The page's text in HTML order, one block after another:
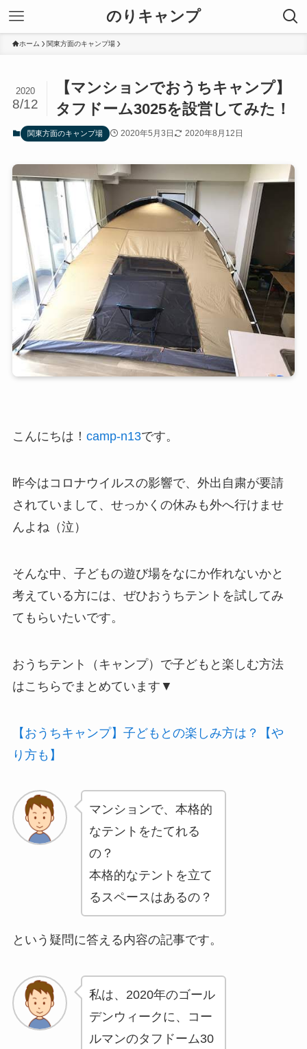
のりキャンプ
ホーム 関東方面のキャンプ場
【マンションでおうちキャンプ】
タフドーム3025を設営してみた！
2020
8/12
関東方面のキャンプ場 2020年5月3日 2020年8月12日
こんにちは！ camp-n13です。
昨今はコロナウイルスの影響で、外出自粛が要請
されていまして、せっかくの休みも外へ行けませ
んよね（泣）
そんな中、子どもの遊び場をなにか作れないかと
考えている方には、ぜひおうちテントを試してみ
てもらいたいです。
おうちテント（キャンプ）で子どもと楽しむ方法
はこちらでまとめています▼
【おうちキャンプ】子どもとの楽しみ方は？【や
り方も】
マンションで、本格的
なテントをたてれる
の？
本格的なテントを立て
るスペースはあるの？
という疑問に答える内容の記事です。
私は、2020年のゴール
デンウィークに、コー
ルマンのタフドーム30